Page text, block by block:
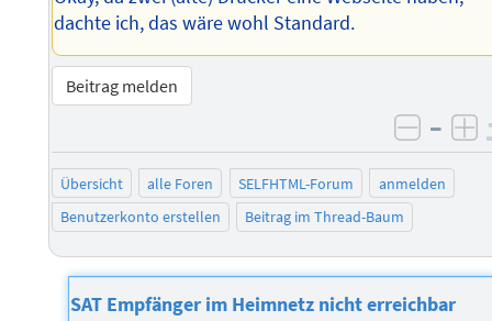
dachte ich, das wäre wohl Standard.
Beitrag melden
–
Übersicht alle Foren SELFHTML-Forum
anmelden
Benutzerkonto erstellen
Beitrag im Thread-Baum
SAT Empfänger im Heimnetz nicht erreichbar